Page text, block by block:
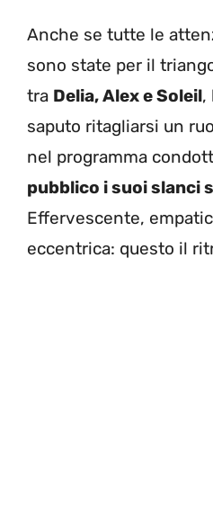
Anche se tutte le
sono state per il
tra Delia, Alex e Soleil,
saputo ritagliarsi un
nel programma
pubblico i suoi slanci
Effervescente,
eccentrica: questo il